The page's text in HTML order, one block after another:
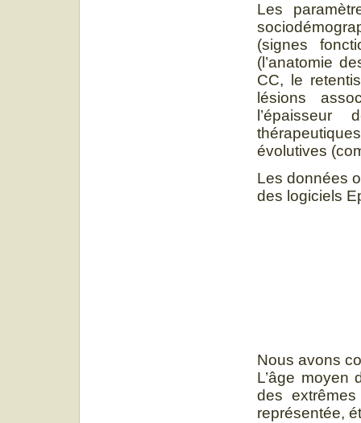
Les
(signes
(l’anatomie
CC, le
lésions
évolutives
Les données
des logiciels
Nous avons
L’âge
des
représentée,